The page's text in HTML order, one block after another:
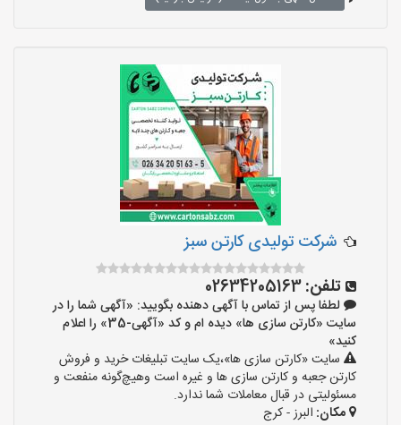
شرکت تولیدی کارتن سبز
تلفن:02634205163
لطفا پس از تماس با آگهی دهنده بگویید: «آگهی شما را در
سایت «کارتن سازی ها» دیده ام و کد «آگهی-35» را اعلام
کنید»
سایت «کارتن سازی ها»،یک سایت تبلیغات خرید و فروش
کارتن جعبه و کارتن سازی ها و غیره است وهیچ‌گونه منفعت و
مسئولیتی در قبال معاملات شما ندارد.
مکان: البرز - کرج